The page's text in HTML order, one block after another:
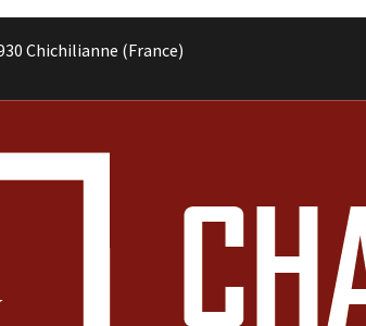
Chichilianne (France)